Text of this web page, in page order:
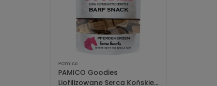
Pamico
PAMICO Goodies
Liofilizowane Serca Końskie